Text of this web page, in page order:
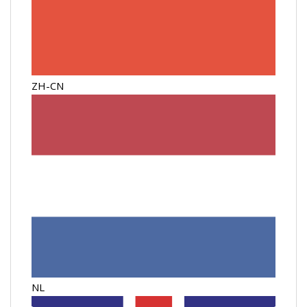
ZH-CN
NL